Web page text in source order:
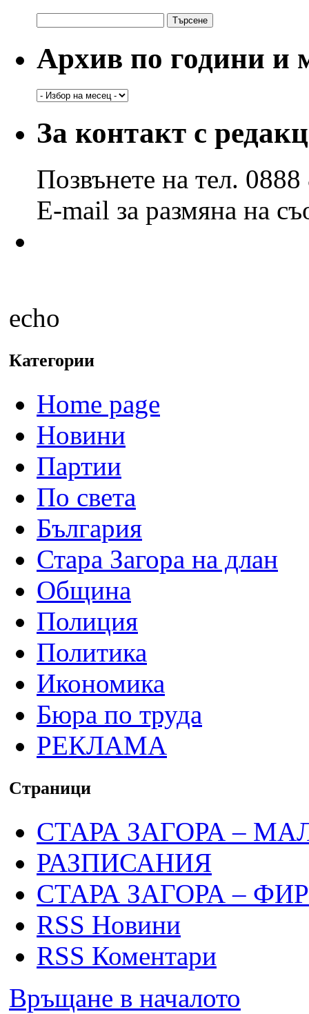
за:
Архив по години и
Архив
и
месеци
За контакт с
Позвънете на тел.
E-mail за размяна на
echo
Категории
Home page
Новини
Партии
По света
България
Стара Загора на длан
Община
Полиция
Политика
Икономика
Бюра по труда
РЕКЛАМА
Страници
СТАРА ЗАГОРА –
РАЗПИСАНИЯ
СТАРА ЗАГОРА –
RSS Новини
RSS Коментари
Връщане в началото